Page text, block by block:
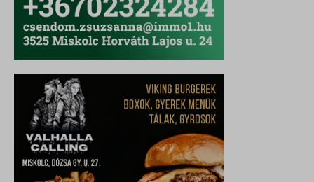
domain
i18next
perf_*
SameSite
SL_G_WPT_TO
SL_GWPT_Show_Hide_tmp